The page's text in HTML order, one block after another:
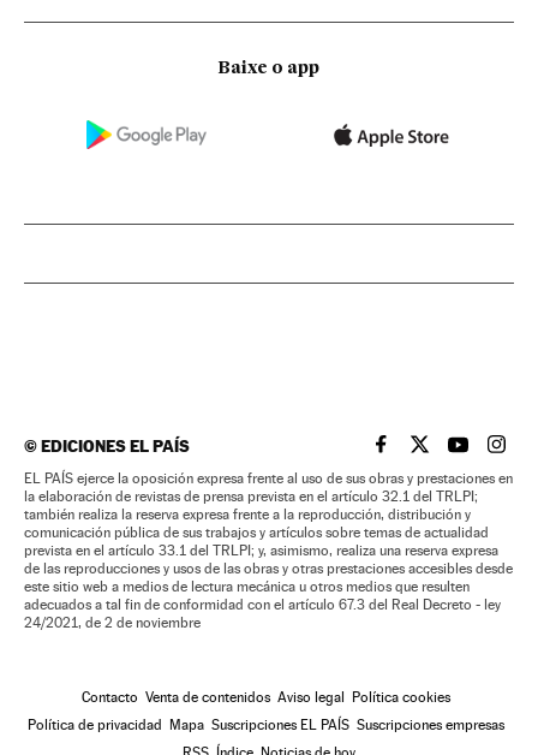
Baixe o app
©EDICIONES EL PAÍS EL PAÍS BRASIL EN
EL PAÍSEL PAÍS
EL
EL PAÍS ejerce la oposición expresa frente al uso de sus obras y prestaciones en
la elaboración de revistas de prensa prevista en el artículo 32.1 del TRLPI;
también realiza la reserva expresa frente a la reproducción, distribución y
comunicación pública de sus trabajos y artículos sobre temas de actualidad
prevista en el artículo 33.1 del TRLPI; y, asimismo, realiza una reserva expresa
de las reproducciones y usos de las obras y otras prestaciones accesibles desde
este sitio web a medios de lectura mecánica u otros medios que resulten
adecuados a tal fin de conformidad con el artículo 67.3 del Real Decreto - ley
24/2021, de 2 de noviembre
Contacto Venta de contenidos Aviso legal Política cookies
Política de privacidad Mapa Suscripciones EL PAÍS Suscripciones empresas